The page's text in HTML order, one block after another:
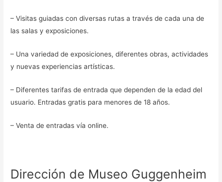
– Visitas guiadas con diversas rutas a través de cada una de
las salas y exposiciones.
– Una variedad de exposiciones, diferentes obras, actividades
y nuevas experiencias artísticas.
– Diferentes tarifas de entrada que dependen de la edad del
usuario. Entradas gratis para menores de 18 años.
– Venta de entradas vía online.
Dirección de Museo Guggenheim